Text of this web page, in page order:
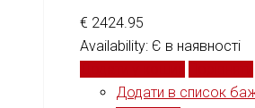
€ 2424.95
Availability: Є в наявності
Додати в список